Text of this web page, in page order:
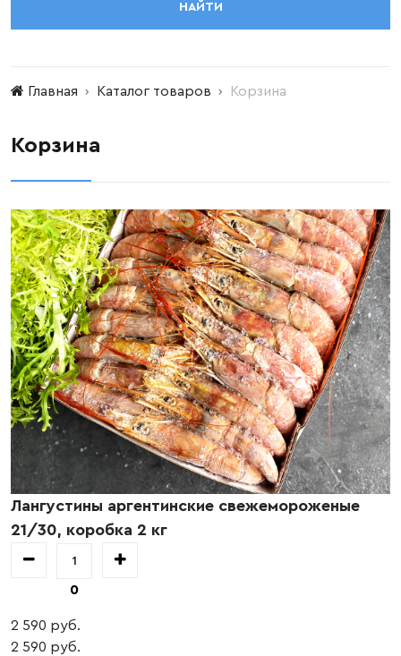
НАЙТИ
Главная Каталог товаров Корзина
Корзина
Лангустины аргентинские свежемороженые
21/30, коробка 2 кг
0
2 590 руб.
2 590 руб.